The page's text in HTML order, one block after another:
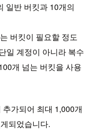
일반 버킷과 10개의
버킷이 필요할 정도
일 계정이 아니라 복수
개 넘는 버킷을 사용
가되어 최대 1,000개
되었습니다.